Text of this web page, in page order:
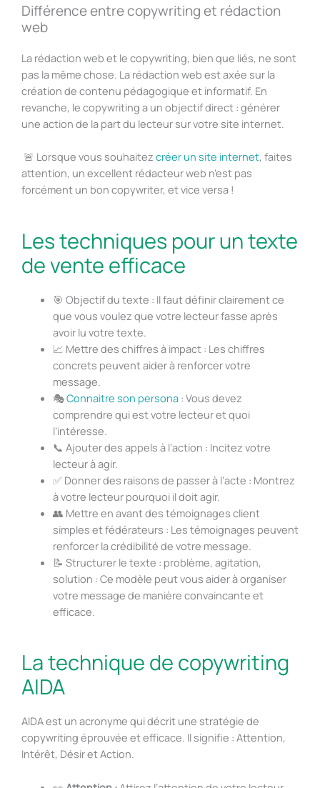
Différence entre copywriting et rédaction
web
La rédaction web et le copywriting, bien que liés, ne sont
pas la même chose. La rédaction web est axée sur la
création de contenu pédagogique et informatif. En
revanche, le copywriting a un objectif direct : générer
une action de la part du lecteur sur votre site internet.
🚨 Lorsque vous souhaitez créer un site internet, faites
attention, un excellent rédacteur web n’est pas
forcément un bon copywriter, et vice versa !
Les techniques pour un texte
de vente efficace
🎯 Objectif du texte : Il faut définir clairement ce
que vous voulez que votre lecteur fasse après
avoir lu votre texte.
📈 Mettre des chiffres à impact : Les chiffres
concrets peuvent aider à renforcer votre
message.
🎭Connaitre son persona: Vous devez
comprendre qui est votre lecteur et quoi
l’intéresse.
📞 Ajouter des appels à l’action : Incitez votre
lecteur à agir.
✅ Donner des raisons de passer à l’acte : Montrez
à votre lecteur pourquoi il doit agir.
👥 Mettre en avant des témoignages client
simples et fédérateurs : Les témoignages peuvent
renforcer la crédibilité de votre message.
📝 Structurer le texte : problème, agitation,
solution : Ce modèle peut vous aider à organiser
votre message de manière convaincante et
efficace.
La technique de copywriting
AIDA
AIDA est un acronyme qui décrit une stratégie de
copywriting éprouvée et efficace. Il signifie : Attention,
Intérêt, Désir et Action.